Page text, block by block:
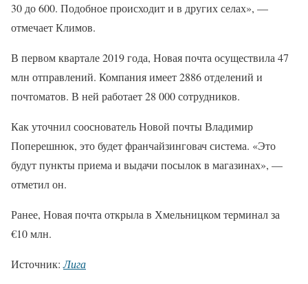
30 до 600. Подобное происходит и в других селах», —
отмечает Климов.
В первом квартале 2019 года, Новая почта осуществила 47
млн отправлений. Компания имеет 2886 отделений и
почтоматов. В ней работает 28 000 сотрудников.
Как уточнил сооснователь Новой почты Владимир
Поперешнюк, это будет франчайзинговач система. «Это
будут пункты приема и выдачи посылок в магазинах», —
отметил он.
Ранее, Новая почта открыла в Хмельницком терминал за
€10 млн.
Источник:Лига